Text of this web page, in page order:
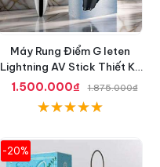
Máy Rung Điểm G leten
Lightning AV Stick Thiết Kế
Thông Minh
1.500.000₫ 1.875.000₫
-20%